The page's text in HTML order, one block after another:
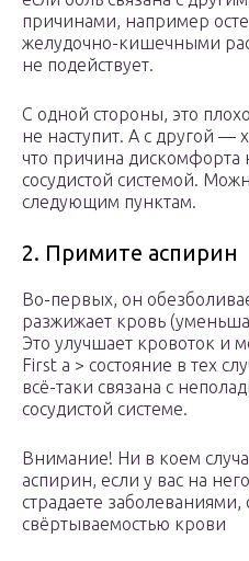
причинами, например
желудочно-кишечными
не подействует.
С одной стороны, это
не наступит. А с другой —
что причина дискомфорта
сосудистой системой.
следующим пунктам.
2. Примите аспирин
Во-первых, он
разжижает кровь
Это улучшает кровоток и
First a > состояние в тех
всё-таки связана с
сосудистой системе.
Внимание! Ни в коем
аспирин, если у вас на
страдаете
свёртываемостью крови